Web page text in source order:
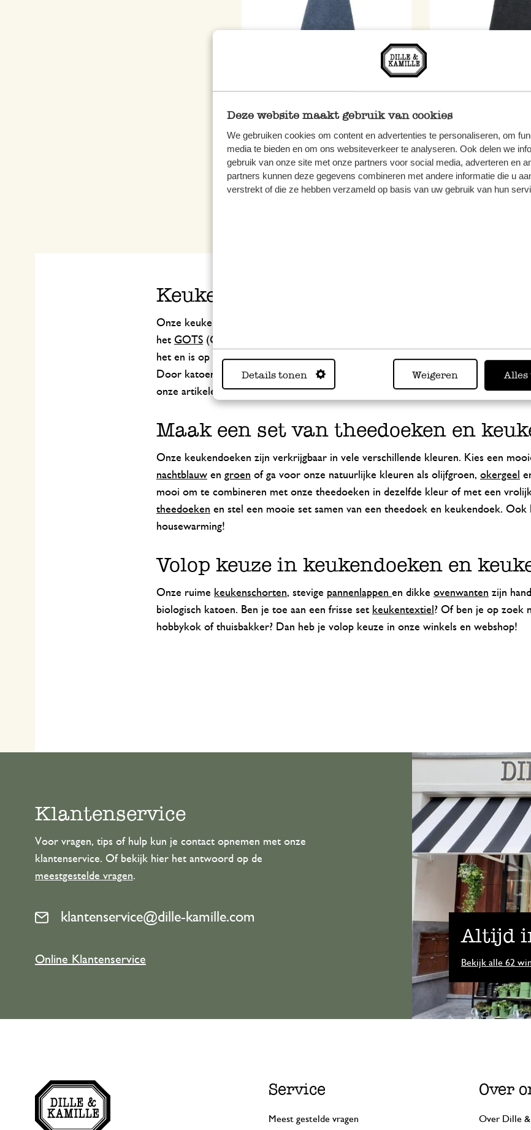
Deze website maakt gebruik van cookies
We gebruiken cookies om content en advertenties te personaliseren, om
media te bieden en om ons websiteverkeer te analyseren. Ook delen we
gebruik van onze site met onze partners voor social media, adverteren en
partners kunnen deze gegevens combineren met andere informatie die u
verstrekt of die ze hebben verzameld op basis van uw gebruik van hun
Details tonen Weigeren Alles
Keukendoek, Recycled katoen,
Keukendoek,
Keukendoeken van Dille & Kamille
Onze keukendoeken zijn zacht voor je handen én voor het milieu. Ze zijn
het GOTS (Global Organic Textile Standard) certificaat. Deze katoen is fijn om
het en is op een verantwoorde manier geproduceerd. Ook zijn er keukendoeken
Door katoen te recyclen, wordt er tijdens de productie veel water en CO2
onze artikelen van 100% gerecycled katoen kan je zien wat er per artikel is
Maak een set van theedoeken en
Onze keukendoeken zijn verkrijgbaar in vele verschillende kleuren. Kies een
nachtblauw en groen of ga voor onze natuurlijke kleuren als olijfgroen, okergeel
mooi om te combineren met onze theedoeken in dezelfde kleur of met een
theedoeken en stel een mooie set samen van een theedoek en keukendoek. Ook
housewarming!
Volop keuze in keukendoeken en
Onze ruime keukenschorten, stevige pannenlappen en dikke ovenwanten zijn
biologisch katoen. Ben je toe aan een frisse set keukentextiel ? Of ben je op zoek
hobbykok of thuisbakker? Dan heb je volop keuze in onze winkels en webshop!
Altijd
Bekijk alle 62
Klantenservice
Voor vragen, tips of hulp kun je contact opnemen met onze
klantenservice. Of bekijk hier het antwoord op de
meestgestelde vragen.
klantenservice@dille-kamille.com
Online Klantenservice
Service
Meest gestelde vragen
Over
Over Dille